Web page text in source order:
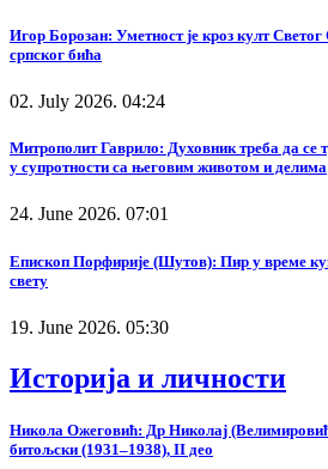
Игор Борозан: Уметност је кроз култ Светог
српског бића
02. July 2026. 04:24
Митрополит Гаврило: Духовник треба да се
у супротности са његовим животом и делима
24. June 2026. 07:01
Епископ Порфирије (Шутов): Пир у време
свету
19. June 2026. 05:30
Историја и личности
Никола Ожеговић: Др Николај
битољски (1931–1938), II део